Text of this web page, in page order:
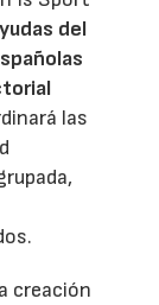
del
las
creación